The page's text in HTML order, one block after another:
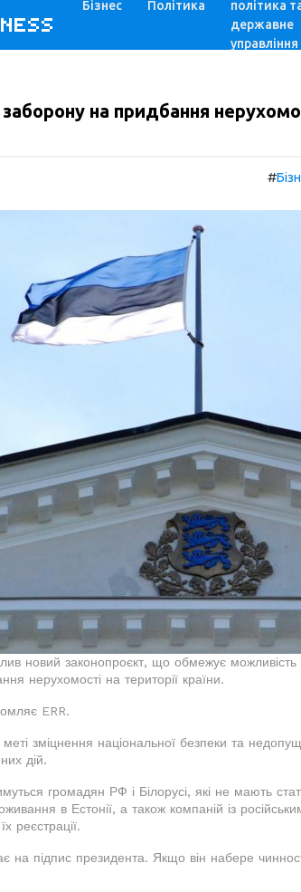
Бізнес Політика
політика
державне
управління
на придбання
#
новий законопроєкт, що обмежує можливість
нерухомості на території країни.
ERR.
зміцнення національної безпеки та
дій.
громадян РФ і Білорусі, які не мають
в Естонії, а також компаній із
реєстрації.
на підпис президента. Якщо він набере